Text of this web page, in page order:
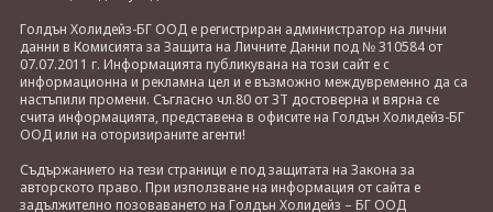
Голдън Холидейз-БГ ООД е регистриран администратор на лични
данни в Комисията за Защита на Личните Данни под № 310584 от
07.07.2011 г. Информацията публикувана на този сайт е с
информационна и рекламна цел и е възможно междувременно да са
настъпили промени. Съгласно чл.80 от ЗТ достоверна и вярна се
счита информацията, представена в офисите на Голдън Холидейз-БГ
ООД или на оторизираните агенти!
Съдържанието на тези страници е под защитата на Закона за
авторското право. При използване на информация от сайта е
задължително позоваването на Голдън Холидейз – БГ ООД